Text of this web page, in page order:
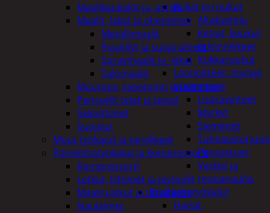
Kukat ja ruukut
Altakastelu
Ketjut, koukut
ja kiinnikkeet
Kukkaruukut
Lannoitteet, myrkyt
ja siemenet
Lisäravinteet
Myrkyt
Siemenet
Pensastuet
Verkot ja
reunanauha
Puutarhatyökalut
Harjat
Maalikaukalot ja -astiat
Maalit, lakat ja ohentimet
Metallimaalit
Puuöljyt ja suoja-aineet
Spraymaalit ja -lakat
Talomaalit
Muuraus, tapetointi ja laatoitus
Pensselit telat ja lastat
Sekoittimet
Suojaus
Muut työkalut ja tarvikkeet
Paineilmatyökalut ja kompressorit
Kompressorit
Letkut, liittimet ja pistoolit
Maaliruiskut ja tarvikkeet
Naulaimet